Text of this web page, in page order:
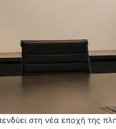
στη νέα εποχή της